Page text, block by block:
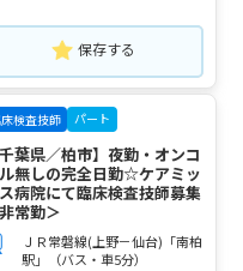
保存する
検査技師 パート
千葉県／柏市】夜勤・オンコ
無しの完全日勤☆ケアミッ
病院にて臨床検査技師募集
常勤＞
ＪＲ常磐線(上野－仙台)「南柏
駅」（バス・車5分）